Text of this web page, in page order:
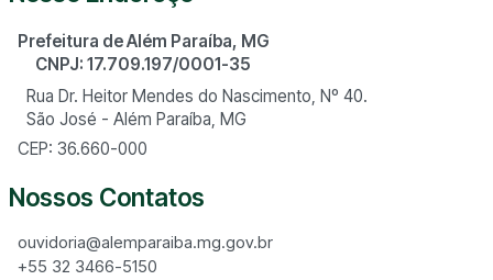
Prefeitura de Além Paraíba, MG
CNPJ: 17.709.197/0001-35
Rua Dr. Heitor Mendes do Nascimento, Nº 40.
São José - Além Paraíba, MG
CEP: 36.660-000
Nossos Contatos
ouvidoria@alemparaiba.mg.gov.br
+55 32 3466-5150